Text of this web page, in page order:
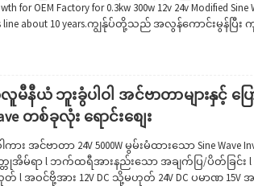
for OEM Factory for 0.3kw 300w 12v 24v Modified
line about 10 years.ကျွန်ုပ်တို့သည် အလွန်ကောင်းမွ
းမှုကို ရရှိထားပါသည်။ပြီးတော့ အရည်အသွေးညံ့ဖျင်
ားစွာသည် ကျွန်ုပ်တို့နှင့်လည်း ပူးပေါင်းဆောင်ရွက်နေပြီဖ
မီနီယံ ဘူးခွံပါဝါ အင်ဗာတာများနှင့် ပြေ
တစ်ခုလုံး ရောင်းစျေး
ါကား အင်ဗာတာ 24V 5000W မွမ်းမံထားသော Sine
အိမ်ရာ l ဘက်ထရီအားနည်းသော အချက်ပြ/ပိတ်ခြင်း
l အဝင်ဗို့အား 12V DC သို့မဟုတ် 24V DC ပမာဏ 15V